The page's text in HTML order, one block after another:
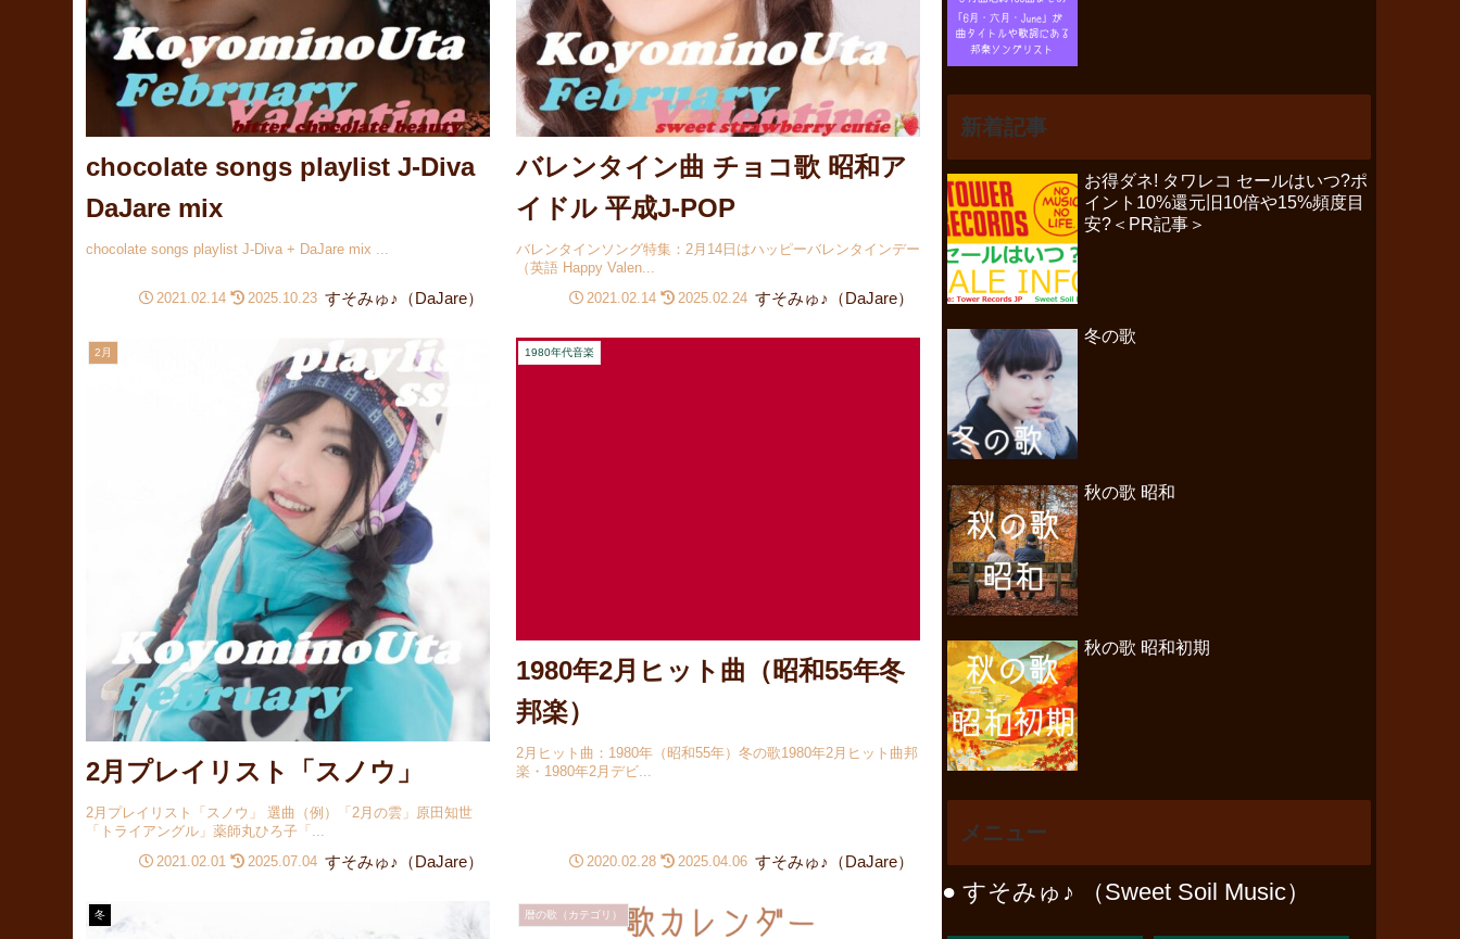
chocolate songs playlist J-Diva
DaJare mix
chocolate songs playlist J-Diva + DaJare mix ...
2021.02.14 2025.10.23 すそみゅ♪（DaJare）
バレンタイン曲 チョコ歌 昭和ア
イドル 平成J-POP
バレンタインソング特集：2月14日はハッピーバレンタインデー
（英語 Happy Valen...
2021.02.14
2025.02.24 すそみゅ♪（DaJare）
2月
2月プレイリスト「スノウ」
2月プレイリスト「スノウ」 選曲（例）「2月の雲」原田知世
「トライアングル」薬師丸ひろ子「...
2021.02.01
2025.07.04 すそみゅ♪（DaJare）
1980年代音楽
1980年2月ヒット曲（昭和55年冬
邦楽）
2月ヒット曲：1980年（昭和55年）冬の歌1980年2月ヒット曲邦
楽・1980年2月デビ...
2020.02.28 2025.04.06 すそみゅ♪（DaJare）
冬 暦の歌（カテゴリ）
新着記事
お得ダネ! タワレコ セールはいつ?ポ
イント10%還元旧10倍や15%頻度目
安?＜PR記事＞
冬の歌
秋の歌 昭和
秋の歌 昭和初期
メニュー
● すそみゅ♪ （Sweet Soil Music）